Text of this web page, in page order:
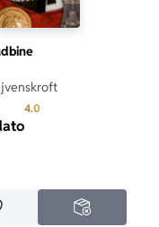
4.0
u omiljene